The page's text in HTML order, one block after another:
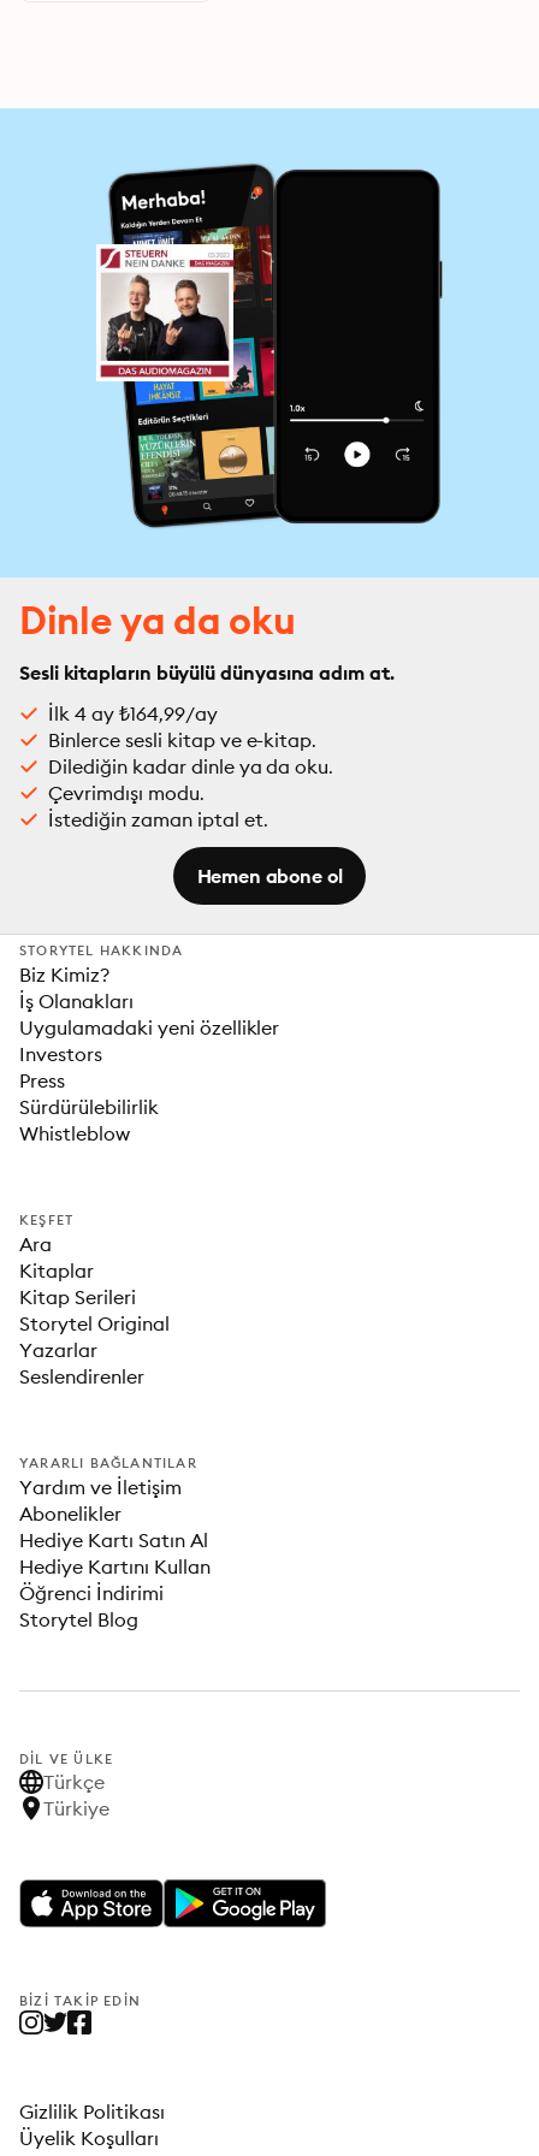
richtig diversifizieren
Dinle ya da oku
Sesli kitapların büyülü dünyasına adım at.
İlk 4 ay ₺164,99/ay
Binlerce sesli kitap ve e-kitap.
Dilediğin kadar dinle ya da oku.
Çevrimdışı modu.
İstediğin zaman iptal et.
Hemen abone ol
STORYTEL HAKKINDA
Biz Kimiz?
İş Olanakları
Uygulamadaki yeni özellikler
Investors
Press
Sürdürülebilirlik
Whistleblow
KEŞFET
Ara
Kitaplar
Kitap Serileri
Storytel Original
Yazarlar
Seslendirenler
YARARLI BAĞLANTILAR
Yardım ve İletişim
Abonelikler
Hediye Kartı Satın Al
Hediye Kartını Kullan
Öğrenci İndirimi
Storytel Blog
DIL VE ÜLKE
Türkçe
Türkiye
BIZI TAKIP EDIN
Gizlilik Politikası
Üyelik Koşulları